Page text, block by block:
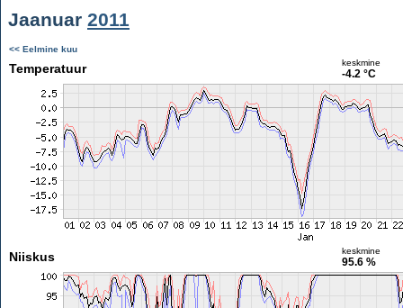
Jaanuar 2011
<< Eelmine kuu
Temperatuur keskmine
-4.2 °C
Niiskus keskmine
95.6 %